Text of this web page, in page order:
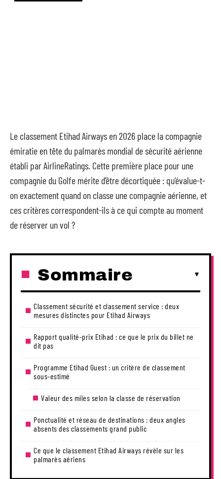
Le classement Etihad Airways en 2026 place la compagnie
émiratie en tête du palmarès mondial de sécurité aérienne
établi par AirlineRatings. Cette première place pour une
compagnie du Golfe mérite d’être décortiquée : qu’évalue-t-
on exactement quand on classe une compagnie aérienne, et
ces critères correspondent-ils à ce qui compte au moment
de réserver un vol ?
Sommaire
Classement sécurité et classement service : deux
mesures distinctes pour Etihad Airways
Rapport qualité-prix Etihad : ce que le prix du billet ne
dit pas
Programme Etihad Guest : un critère de classement
sous-estimé
Valeur des miles selon la classe de réservation
Ponctualité et réseau de destinations : deux angles
absents des classements grand public
Ce que le classement Etihad Airways révèle sur les
palmarès aériens